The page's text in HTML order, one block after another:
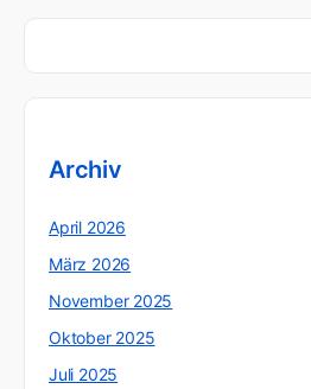
Archiv
April 2026
März 2026
November 2025
Oktober 2025
Juli 2025